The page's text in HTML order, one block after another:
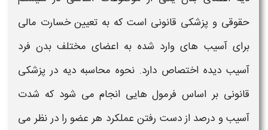
حقوقی و پزشکی قانونی است که به تعیین خسارت مالی
برای آسیب های وارد شده به اعضای مختلف بدن فرد
آسیب دیده اختصاص دارد. نحوه محاسبه دیه در پزشکی
قانونی بر اساس فرمول هایی انجام می شود که شدت
آسیب و درصد از دست رفتن عملکرد هر عضو را در نظر می